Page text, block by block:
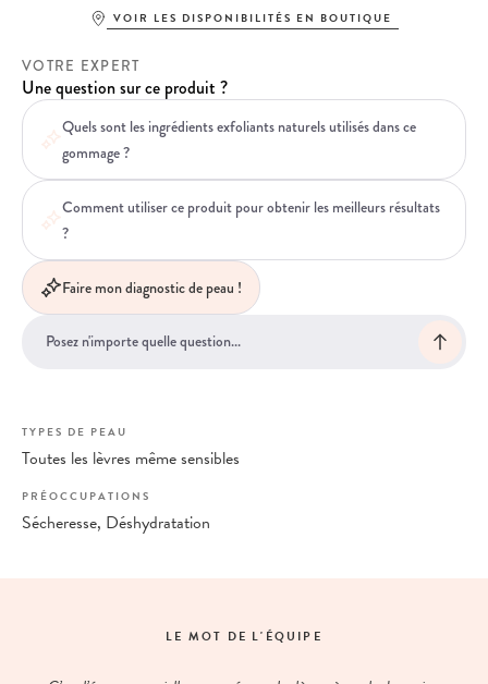
VOIR LES DISPONIBILITÉS EN BOUTIQUE
VOTRE EXPERT
Une question sur ce produit ?
Quels sont les ingrédients exfoliants naturels utilisés dans ce
gommage ?
Comment utiliser ce produit pour obtenir les meilleurs résultats
?
Faire mon diagnostic de peau !
TYPES DE PEAU
Toutes les lèvres même sensibles
PRÉOCCUPATIONS
Sécheresse, Déshydratation
LE MOT DE L'ÉQUIPE